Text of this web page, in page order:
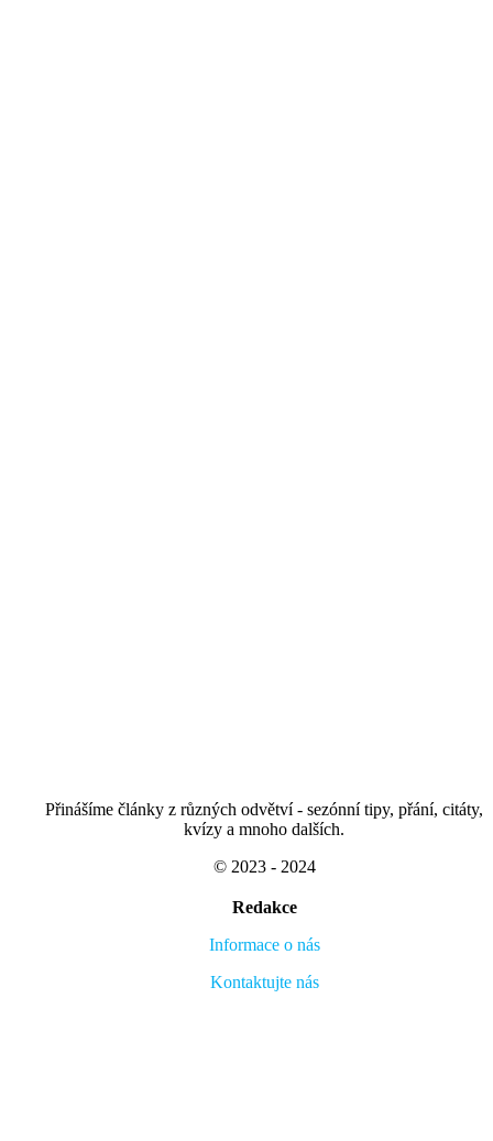
Přinášíme články z různých odvětví - sezónní tipy, přání, citáty,
kvízy a mnoho dalších.
© 2023 - 2024
Redakce
Informace o nás
Kontaktujte nás